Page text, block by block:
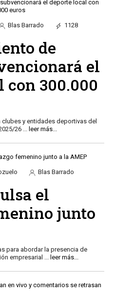
Blas Barrado
1128
de
el
con 300.000
y entidades deportivas del
26 ... leer más...
Blas Barrado
el
junto
para abordar la presencia de
empresarial ... leer más...